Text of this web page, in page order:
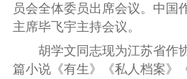
员会全体委员出席会议。中国
主席毕飞宇主持会议。
胡学文同志现为江苏省作
篇小说《有生》《私人档案》